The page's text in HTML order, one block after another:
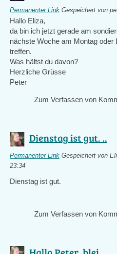
Permanenter Link Gespeichert von
Hallo Eliza,
da bin ich jetzt gerade am
nächste Woche am Montag oder
treffen.
Was hältst du davon?
Herzliche Grüsse
Peter
Zum Verfassen von
Dienstag ist gut. ..
Permanenter Link Gespeichert von
23:34
Dienstag ist gut.
Zum Verfassen von